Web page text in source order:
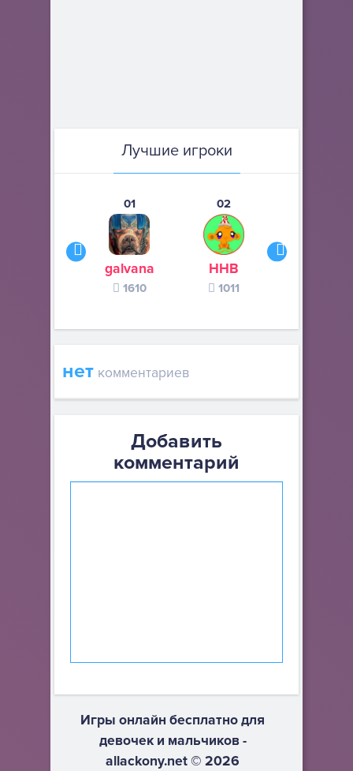
Лучшие игроки
01
galvana
1610
02
ННВ
1011
нет комментариев
Добавить
комментарий
Игры онлайн бесплатно для
девочек и мальчиков -
allackony.net © 2026